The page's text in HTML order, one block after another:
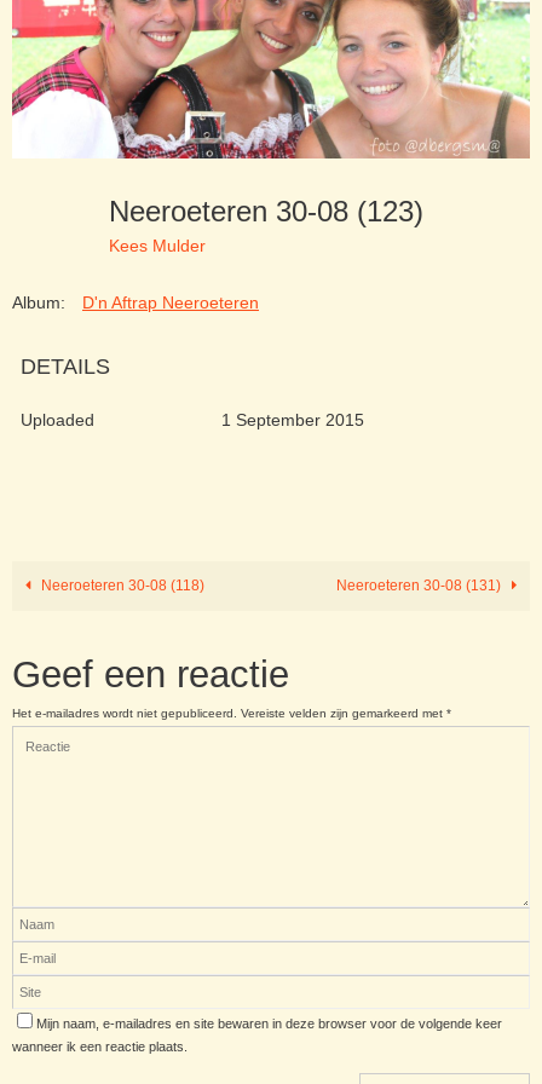
Neeroeteren 30-08 (123)
Kees Mulder
Album: D'n Aftrap Neeroeteren
DETAILS
Uploaded 1 September 2015
Neeroeteren 30-08 (118) Neeroeteren 30-08 (131)
Geef een reactie
Het e-mailadres wordt niet gepubliceerd. Vereiste velden zijn gemarkeerd met *
Mijn naam, e-mailadres en site bewaren in deze browser voor de volgende keer
wanneer ik een reactie plaats.